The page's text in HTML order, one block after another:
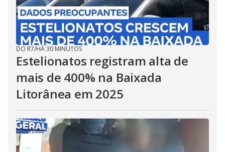
DO R7/HÁ 30 MINUTOS
Estelionatos registram alta de
mais de 400% na Baixada
Litorânea em 2025